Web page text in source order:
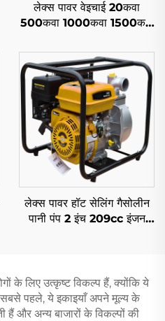
लेक्स पावर वेइचाई 20कवा
500कवा 1000कवा 1500कवा
फैक्ट्री कीमत
लेक्स पावर हॉट सेलिंग गैसोलीन
पानी पंप 2 इंच 209cc इंजन
के लिए उत्कृष्ट विकल्प हैं, क्योंकि ये
सबसे पहले, ये इकाइयाँ अपने मूल्य के
हैं और अन्य बाजारों के विकल्पों की